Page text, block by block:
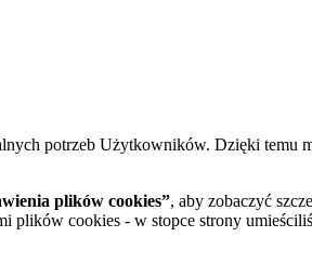
potrzeb Użytkowników. Dzięki temu
plików cookies”, aby zobaczyć
plików cookies - w stopce strony